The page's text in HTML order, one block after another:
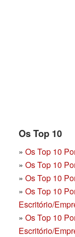
Os Top 10
» Os Top 10
» Os Top 10
» Os Top 10
» Os Top 10
Escritório/
» Os Top 10
Escritório/